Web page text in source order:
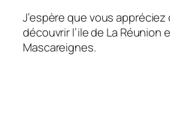
J’espère que vous
découvrir l’ile de La Réunion
Mascareignes.